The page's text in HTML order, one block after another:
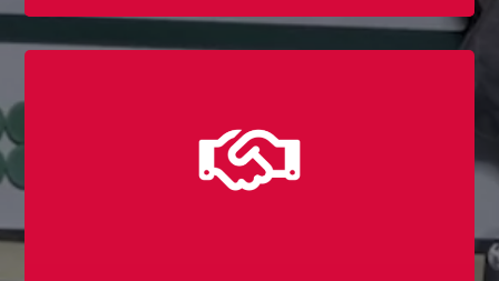
Firmenfitness mit Sport-Navi
Obsttage